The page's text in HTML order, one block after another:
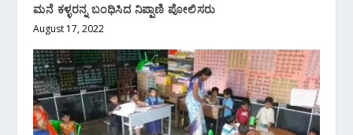
ಮನೆ ಕಳ್ಳರನ್ನ ಬಂಧಿಸಿದ ನಿಪ್ಪಾಣಿ ಪೋಲಿಸರು
August 17, 2022